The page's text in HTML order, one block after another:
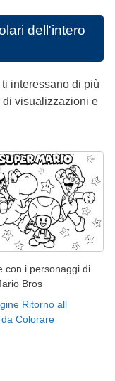
dell'intero
interessano di più
di visualizzazioni e
con i personaggi di
Bros
Ritorno all
Colorare